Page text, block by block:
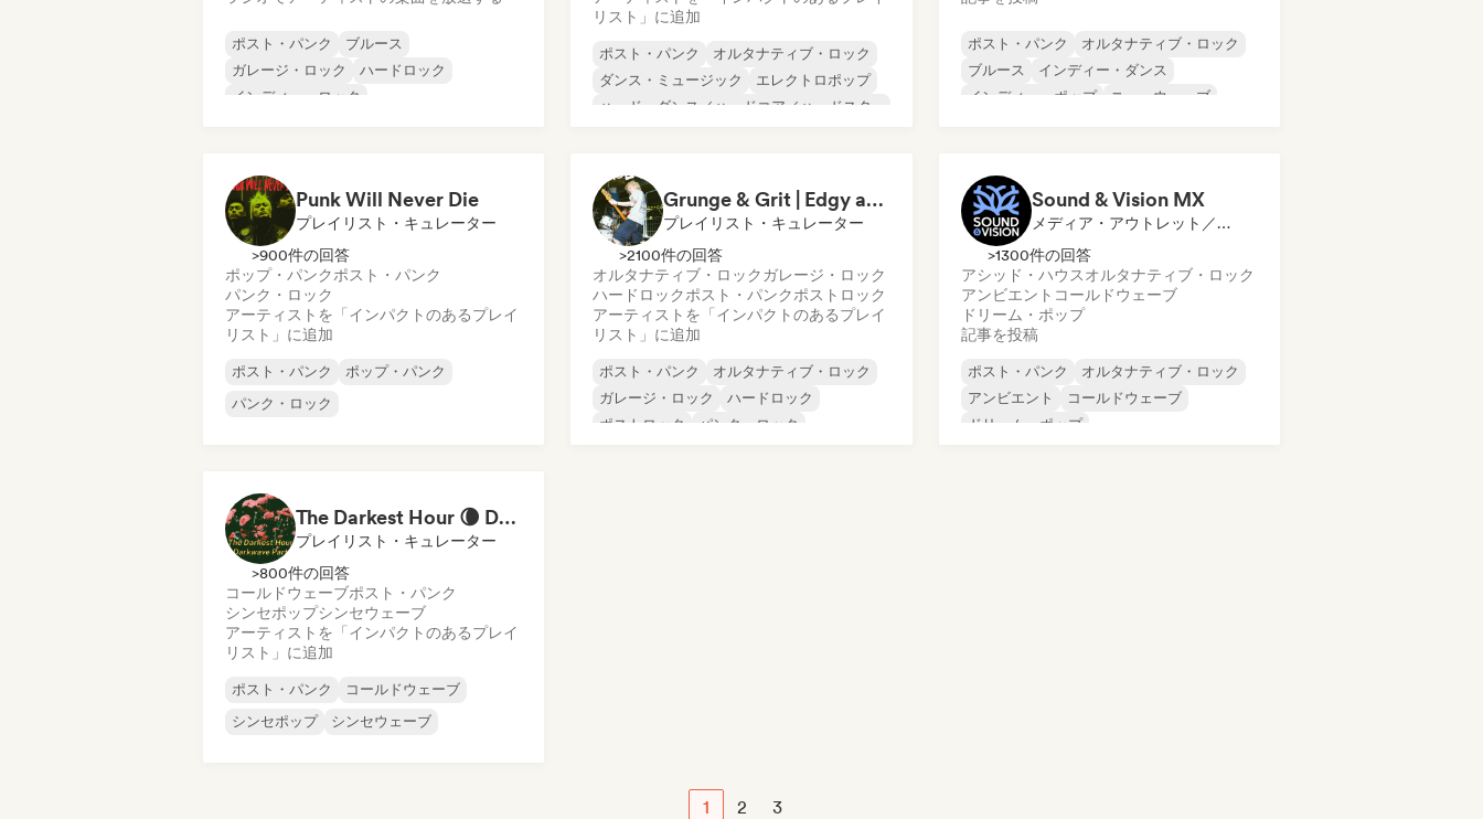
ポスト・パンク
ブルース
ガレージ・ロック
ハードロック
インディー・ロック
リスト」に追加
ポスト・パンク
オルタナティブ・ロック
ダンス・ミュージック
エレクトロポップ
ハード・ダンス／ハードコア／ハードスタ
ポスト・パンク
オルタナティブ・ロック
ブルース
インディー・ダンス
インディー・ポップ
ニューウェーブ
Punk Will Never Die
プレイリスト・キュレーター
>900件の回答
ポップ・パンクポスト・パンク
パンク・ロック
アーティストを「インパクトのあるプレイ
リスト」に追加
ポスト・パンク
ポップ・パンク
パンク・ロック
Grunge & Grit | Edgy and Raw Rock Tracks
プレイリスト・キュレーター
>2100件の回答
オルタナティブ・ロックガレージ・ロック
ハードロックポスト・パンクポストロック
アーティストを「インパクトのあるプレイ
リスト」に追加
ポスト・パンク
オルタナティブ・ロック
ガレージ・ロック
ハードロック
ポストロック
パンク・ロック
Sound & Vision MX
メディア・アウトレット／ジャーナリスト
>1300件の回答
アシッド・ハウスオルタナティブ・ロック
アンビエント コールドウェーブ
ドリーム・ポップ
記事を投稿
ポスト・パンク
オルタナティブ・ロック
アンビエント
コールドウェーブ
ドリーム・ポップ
The Darkest Hour 🌘 Darkwave, Post-Punk & Coldwave
プレイリスト・キュレーター
>800件の回答
コールドウェーブポスト・パンク
シンセポップシンセウェーブ
アーティストを「インパクトのあるプレイ
リスト」に追加
ポスト・パンク
コールドウェーブ
シンセポップ
シンセウェーブ
1 2 3